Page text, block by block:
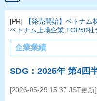
[PR]
【発売開始】ベトナ
ベトナム上場企業 TOP50社
企業業績
SDG：2025年 第4四
[2026-05-29 15:37 JST更新]